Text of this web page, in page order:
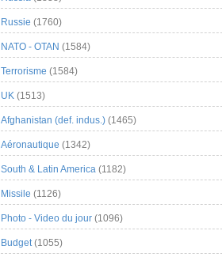
Russie (1760)
NATO - OTAN (1584)
Terrorisme (1584)
UK (1513)
Afghanistan (def. indus.) (1465)
Aéronautique (1342)
South & Latin America (1182)
Missile (1126)
Photo - Video du jour (1096)
Budget(1055)